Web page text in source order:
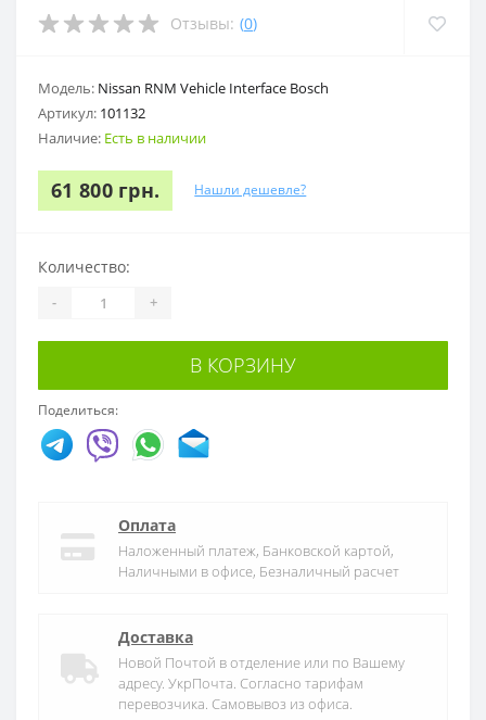
Отзывы: (0)
Модель: Nissan RNM Vehicle Interface Bosch
Артикул: 101132
Наличие: Есть в наличии
61 800 грн. Нашли дешевле?
Количество:
- +
В КОРЗИНУ
Поделиться:
Оплата
Наложенный платеж, Банковской картой,
Наличными в офисе, Безналичный расчет
Доставка
Новой Почтой в отделение или по Вашему
адресу. УкрПочта. Согласно тарифам
перевозчика. Самовывоз из офиса.